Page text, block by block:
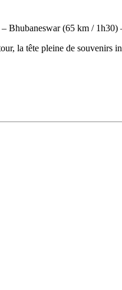
la tête pleine de souvenirs